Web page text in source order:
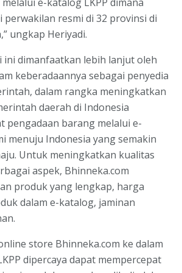
perwakilan resmi di 32 provinsi di
ungkap Heriyadi.
ini dimanfaatkan lebih lanjut oleh
keberadaannya sebagai penyedia
dalam rangka meningkatkan
daerah di Indonesia
pengadaan barang melalui e-
menuju Indonesia yang semakin
Untuk meningkatkan kualitas
aspek, Bhinneka.com
produk yang lengkap, harga
dalam e-katalog, jaminan
store Bhinneka.com ke dalam
dipercaya dapat mempercepat